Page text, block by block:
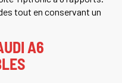
tout en conservant un
A6